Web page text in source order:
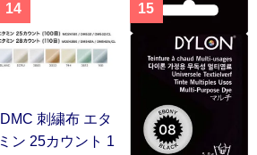
14
DMC 刺繍布 エタ
ミン 25カウント 1
15